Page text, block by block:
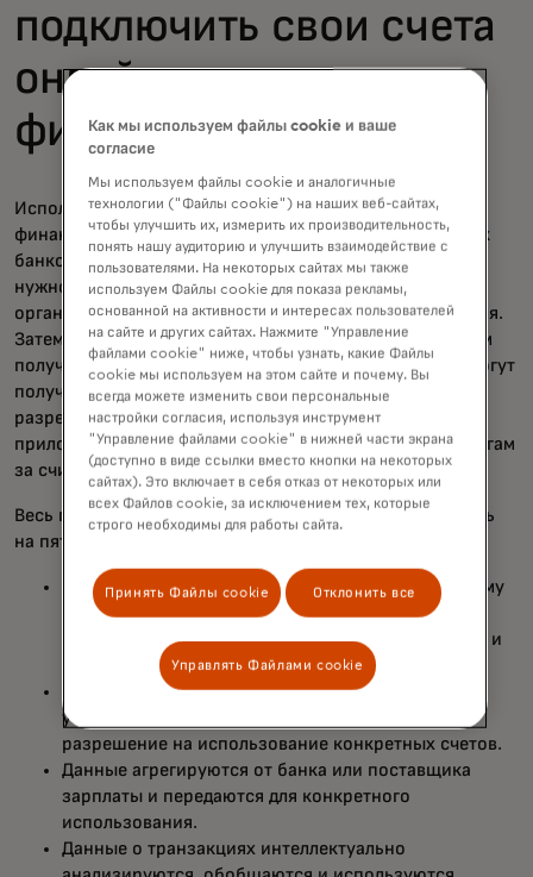
подключить свои счета
онлайн и отслеживать
финансовые данные
Используя нашвиджет FinicityConnect в составе
финансовых приложений или сервисов, подключение к
банковским счетам онлайн просто и быстро. Всё, что
нужно потребителю — это войти в свою финансовую
организацию с указанием имени пользователя и пароля.
Затем они смогут выбрать, к каким аккаунтам и данным
получить доступ. С помощью Connect потребители могут
получить выгоду от своих финансовых данных, легко
разрешив данные и получая доступ к новым
приложениям, аккаунтам или другим финансовым услугам
за считанные минуты.
Весь процесс цифровой верификации можно разделить
на пять простых шагов:
Когда приходит время подключиться к банковскому
счету, приложение или сервис запрашивает у
пользователя разрешение на доступ к его счетам и
предоставляет условия обмена данными.
Потребитель выбирает финансовые учреждения,
услугами которых он хочет пользоваться, и дает
разрешение на использование конкретных счетов.
Данные агрегируются от банка или поставщика
зарплаты и передаются для конкретного
использования.
Данные о транзакциях интеллектуально
Как мы используем файлы cookie и ваше
согласие
Мы используем файлы cookie и аналогичные
технологии ("Файлы cookie") на наших веб-сайтах,
чтобы улучшить их, измерить их производительность,
понять нашу аудиторию и улучшить взаимодействие с
пользователями. На некоторых сайтах мы также
используем Файлы cookie для показа рекламы,
основанной на активности и интересах пользователей
на сайте и других сайтах. Нажмите "Управление
файлами cookie" ниже, чтобы узнать, какие Файлы
cookie мы используем на этом сайте и почему. Вы
всегда можете изменить свои персональные
настройки согласия, используя инструмент
"Управление файлами cookie" в нижней части экрана
(доступно в виде ссылки вместо кнопки на некоторых
сайтах). Это включает в себя отказ от некоторых или
всех Файлов cookie, за исключением тех, которые
строго необходимы для работы сайта.
Принять Файлы cookie Отклонить все
Управлять Файлами cookie